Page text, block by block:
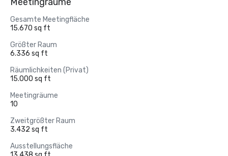
Gesamte Meetingfläche
15.670 sq ft
Größter Raum
6.336 sq ft
Räumlichkeiten (Privat)
15.000 sq ft
Meetingräume
10
Zweitgrößter Raum
3.432 sq ft
Ausstellungsfläche